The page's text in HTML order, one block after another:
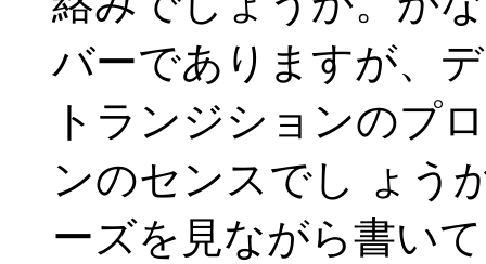
バーでありますが、
トランジションのプ
ンのセンスでし ょう
ーズを見ながら書い